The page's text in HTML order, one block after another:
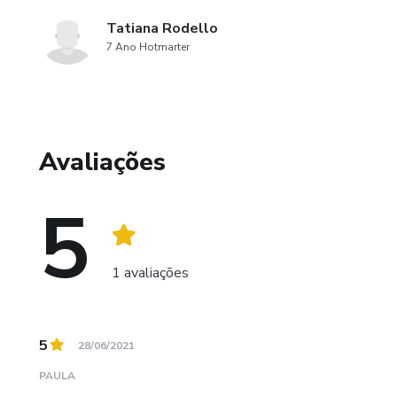
Tatiana Rodello
7 Ano Hotmarter
Avaliações
5 1 avaliações
5 28/06/2021
PAULA